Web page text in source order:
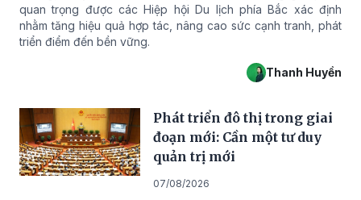
quan trọng được các Hiệp hội Du lịch phía Bắc xác định
nhằm tăng hiệu quả hợp tác, nâng cao sức cạnh tranh, phát
triển điểm đến bền vững.
Thanh Huyền
Phát triển đô thị trong giai
đoạn mới: Cần một tư duy
quản trị mới
07/08/2026